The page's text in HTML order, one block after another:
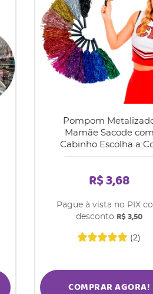
Pompom
Mamãe Sacode com
Cabinho Escolha a
(2)
R$ 3,68
Pague à vista no PIX
desconto R$ 3,50
COMPRAR AGORA!